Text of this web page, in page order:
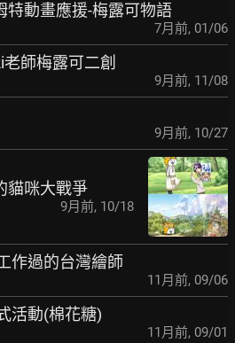
特動畫應援-梅露可物語
7月前, 01/06
師梅露可二創
9月前, 11/08
9月前, 10/27
貓咪大戰爭
9月前, 10/18
作過的台灣繪師
11月前, 09/06
活動(棉花糖)
11月前, 09/01